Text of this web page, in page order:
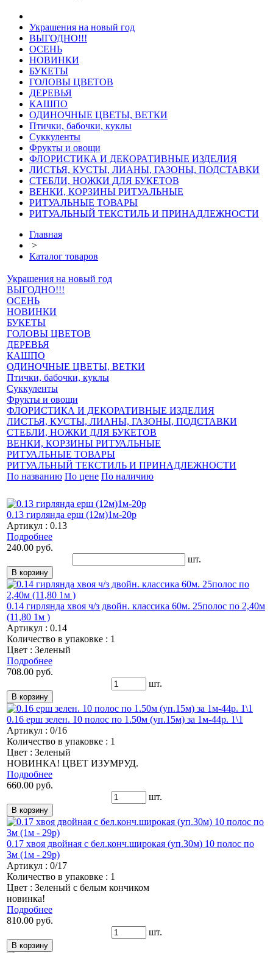
Украшения на новый год
ВЫГОДНО!!!
ОСЕНЬ
НОВИНКИ
БУКЕТЫ
ГОЛОВЫ ЦВЕТОВ
ДЕРЕВЬЯ
КАШПО
ОДИНОЧНЫЕ ЦВЕТЫ, ВЕТКИ
Птички, бабочки, куклы
Суккуленты
Фрукты и овощи
ФЛОРИСТИКА И ДЕКОРАТИВНЫЕ ИЗДЕЛИЯ
ЛИСТЬЯ, КУСТЫ, ЛИАНЫ, ГАЗОНЫ, ПОДСТАВКИ
СТЕБЛИ, НОЖКИ ДЛЯ БУКЕТОВ
ВЕНКИ, КОРЗИНЫ РИТУАЛЬНЫЕ
РИТУАЛЬНЫЕ ТОВАРЫ
РИТУАЛЬНЫЙ ТЕКСТИЛЬ И ПРИНАДЛЕЖНОСТИ
Главная
>
Каталог товаров
Украшения на новый год
ВЫГОДНО!!!
ОСЕНЬ
НОВИНКИ
БУКЕТЫ
ГОЛОВЫ ЦВЕТОВ
ДЕРЕВЬЯ
КАШПО
ОДИНОЧНЫЕ ЦВЕТЫ, ВЕТКИ
Птички, бабочки, куклы
Суккуленты
Фрукты и овощи
ФЛОРИСТИКА И ДЕКОРАТИВНЫЕ ИЗДЕЛИЯ
ЛИСТЬЯ, КУСТЫ, ЛИАНЫ, ГАЗОНЫ, ПОДСТАВКИ
СТЕБЛИ, НОЖКИ ДЛЯ БУКЕТОВ
ВЕНКИ, КОРЗИНЫ РИТУАЛЬНЫЕ
РИТУАЛЬНЫЕ ТОВАРЫ
РИТУАЛЬНЫЙ ТЕКСТИЛЬ И ПРИНАДЛЕЖНОСТИ
По названию По цене По наличию
0.13 гирлянда ерш (12м)1м-20р
Артикул : 0.13
Подробнее
240.00 руб.
шт.
0.14 гирлянда хвоя ч/з двойн. классика 60м. 25полос по 2,40м
(11,80 1м )
Артикул : 0.14
Количество в упаковке : 1
Цвет : Зеленый
Подробнее
708.00 руб.
шт.
0.16 ерш зелен. 10 полос по 1.50м (уп.15м) за 1м-44р. 1\1
Артикул : 0/16
Количество в упаковке : 1
Цвет : Зеленый
НОВИНКА! ЦВЕТ ИЗУМРУД.
Подробнее
660.00 руб.
шт.
0.17 хвоя двойная с бел.конч.широкая (уп.30м) 10 полос по
3м (1м - 29р)
Артикул : 0/17
Количество в упаковке : 1
Цвет : Зеленый с белым кончиком
новинка!
Подробнее
810.00 руб.
шт.